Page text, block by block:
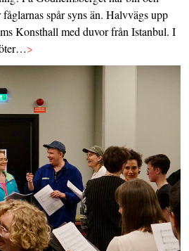
spår syns än. Halvvägs upp
Konsthall med duvor från Istanbul. I
>